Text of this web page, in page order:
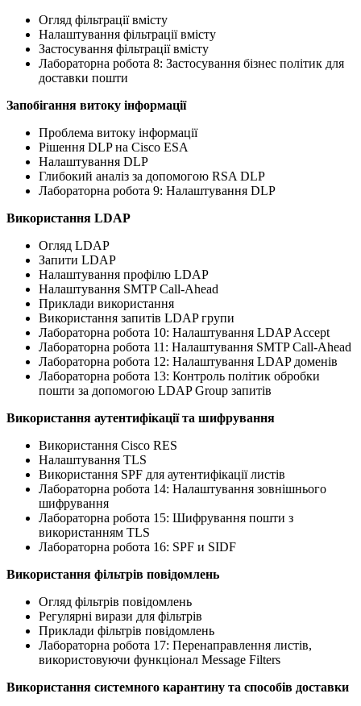
Огляд фільтрації вмісту
Налаштування фільтрації вмісту
Застосування фільтрації вмісту
Лабораторна робота 8: Застосування бізнес політик для
доставки пошти
Запобігання витоку інформації
Проблема витоку інформації
Рішення DLP на Cisco ESA
Налаштування DLP
Глибокий аналіз за допомогою RSA DLP
Лабораторна робота 9: Налаштування DLP
Використання LDAP
Огляд LDAP
Запити LDAP
Налаштування профілю LDAP
Налаштування SMTP Call-Ahead
Приклади використання
Використання запитів LDAP групи
Лабораторна робота 10: Налаштування LDAP Accept
Лабораторна робота 11: Налаштування SMTP Call-Ahead
Лабораторна робота 12: Налаштування LDAP доменів
Лабораторна робота 13: Контроль політик обробки
пошти за допомогою LDAP Group запитів
Використання аутентифікації та шифрування
Використання Cisco RES
Налаштування TLS
Використання SPF для аутентифікації листів
Лабораторна робота 14: Налаштування зовнішнього
шифрування
Лабораторна робота 15: Шифрування пошти з
використанням TLS
Лабораторна робота 16: SPF и SIDF
Використання фільтрів повідомлень
Огляд фільтрів повідомлень
Регулярні вирази для фільтрів
Приклади фільтрів повідомлень
Лабораторна робота 17: Перенаправлення листів,
використовуючи функціонал Message Filters
Використання системного карантину та способів доставки